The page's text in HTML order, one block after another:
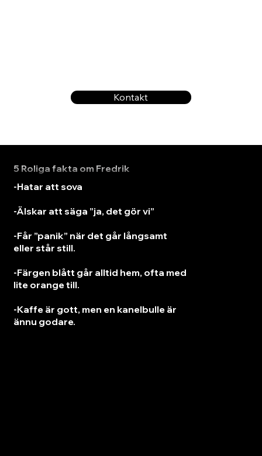
Kontakt
-Hatar att sova
-Älskar att säga ”ja, det gör vi”
-Får ”panik” när det går långsamt
eller står still.
-Färgen blått går alltid hem, ofta med
lite orange till.
-Kaffe är gott, men en kanelbulle är
ännu godare.
5 Roliga fakta om Fredrik